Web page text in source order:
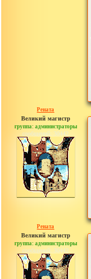
Рената
Великий магистр
группа: администраторы
сообщений: 30442
Рената
Великий магистр
группа: администраторы
сообщений: 30442